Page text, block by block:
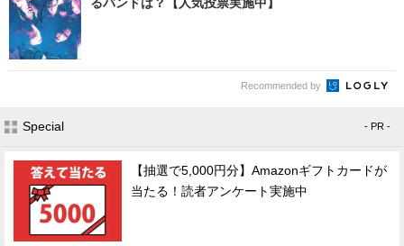
Recommended by
Special - PR -
【抽選で5,000円分】Amazonギフトカードが
当たる！読者アンケート実施中